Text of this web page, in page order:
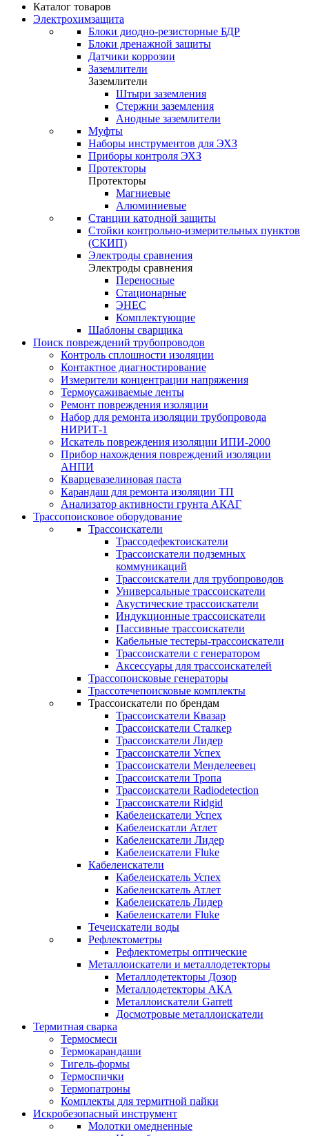
Каталог товаров
Электрохимзащита
Блоки диодно-резисторные БДР
Блоки дренажной защиты
Датчики коррозии
Заземлители
Заземлители
Штыри заземления
Стержни заземления
Анодные заземлители
Муфты
Наборы инструментов для ЭХЗ
Приборы контроля ЭХЗ
Протекторы
Протекторы
Магниевые
Алюминиевые
Станции катодной защиты
Стойки контрольно-измерительных пунктов
(СКИП)
Электроды сравнения
Электроды сравнения
Переносные
Стационарные
ЭНЕС
Комплектующие
Шаблоны сварщика
Поиск повреждений трубопроводов
Контроль сплошности изоляции
Контактное диагностирование
Измерители концентрации напряжения
Термоусаживаемые ленты
Ремонт повреждения изоляции
Набор для ремонта изоляции трубопровода
НИРИТ-1
Искатель повреждения изоляции ИПИ-2000
Прибор нахождения повреждений изоляции
АНПИ
Кварцевазелиновая паста
Карандаш для ремонта изоляции ТП
Анализатор активности грунта АКАГ
Трассопоисковое оборудование
Трассоискатели
Трассодефектоискатели
Трассоискатели подземных
коммуникаций
Трассоискатели для трубопроводов
Универсальные трассоискатели
Акустические трассоискатели
Индукционные трассоискатели
Пассивные трассоискатели
Кабельные тестеры-трассоискатели
Трассоискатели с генератором
Аксессуары для трассоискателей
Трассопоисковые генераторы
Трассотечепоисковые комплекты
Трассоискатели по брендам
Трассоискатели Квазар
Трассоискатели Сталкер
Трассоискатели Лидер
Трассоискатели Успех
Трассоискатели Менделеевец
Трассоискатели Тропа
Трассоискатели Radiodetection
Трассоискатели Ridgid
Кабелеискатели Успех
Кабелеискатли Атлет
Кабелеискатели Лидер
Кабелеискатели Fluke
Кабелеискатели
Кабелеискатель Успех
Кабелеискатель Атлет
Кабелеискатель Лидер
Кабелеискатели Fluke
Течеискатели воды
Рефлектометры
Рефлектометры оптические
Металлоискатели и металлодетекторы
Металлодетекторы Дозор
Металлодетекторы АКА
Металлоискатели Garrett
Досмотровые металлоискатели
Термитная сварка
Термосмеси
Термокарандаши
Тигель-формы
Термоспички
Термопатроны
Комплекты для термитной пайки
Искробезопасный инструмент
Молотки омедненные